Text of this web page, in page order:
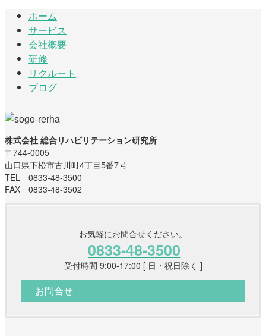
ホーム
サービス
会社概要
研修
リクルート
ブログ
株式会社 総合リハビリテーション研究所
〒744-0005
山口県下松市古川町4丁目5番7号
TEL 0833-48-3500
FAX 0833-48-3502
お気軽にお問合せください。
0833-48-3500
受付時間 9:00-17:00 [ 日・祝日除く ]
お問合せ